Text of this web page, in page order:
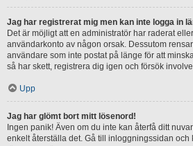
Jag har registrerat mig men kan inte logga in
Det är möjligt att en administratör har raderat
användarkonto av någon orsak. Dessutom
användare som inte postat på länge för att
så har skett, registrera dig igen och försök
Upp
Jag har glömt bort mitt lösenord!
Ingen panik! Även om du inte kan återfå ditt
enkelt återställa det. Gå till inloggningssidan och